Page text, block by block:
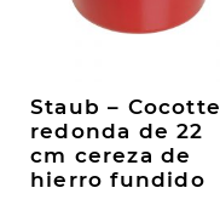
Staub – Cocotte
redonda de 22
cm cereza de
hierro fundido